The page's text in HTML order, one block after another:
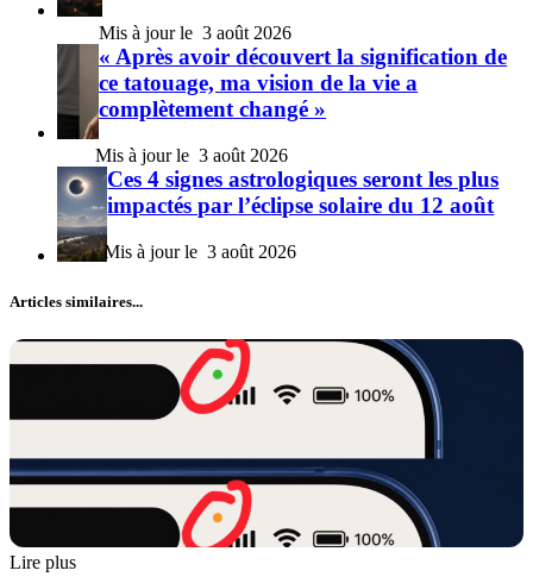
3 août 2026
« Après avoir découvert la signification de
ce tatouage, ma vision de la vie a
complètement changé »
3 août 2026
Ces 4 signes astrologiques seront les plus
impactés par l’éclipse solaire du 12 août
3 août 2026
Articles similaires...
Lire plus